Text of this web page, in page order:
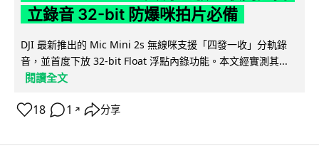
立錄音 32-bit 防爆咪拍片必備
DJI 最新推出的 Mic Mini 2s 無線咪支援「四發一收」分軌錄
音，並首度下放 32-bit Float 浮點內錄功能。本文經實測其...
閱讀全文
18 1 ↗ 分享